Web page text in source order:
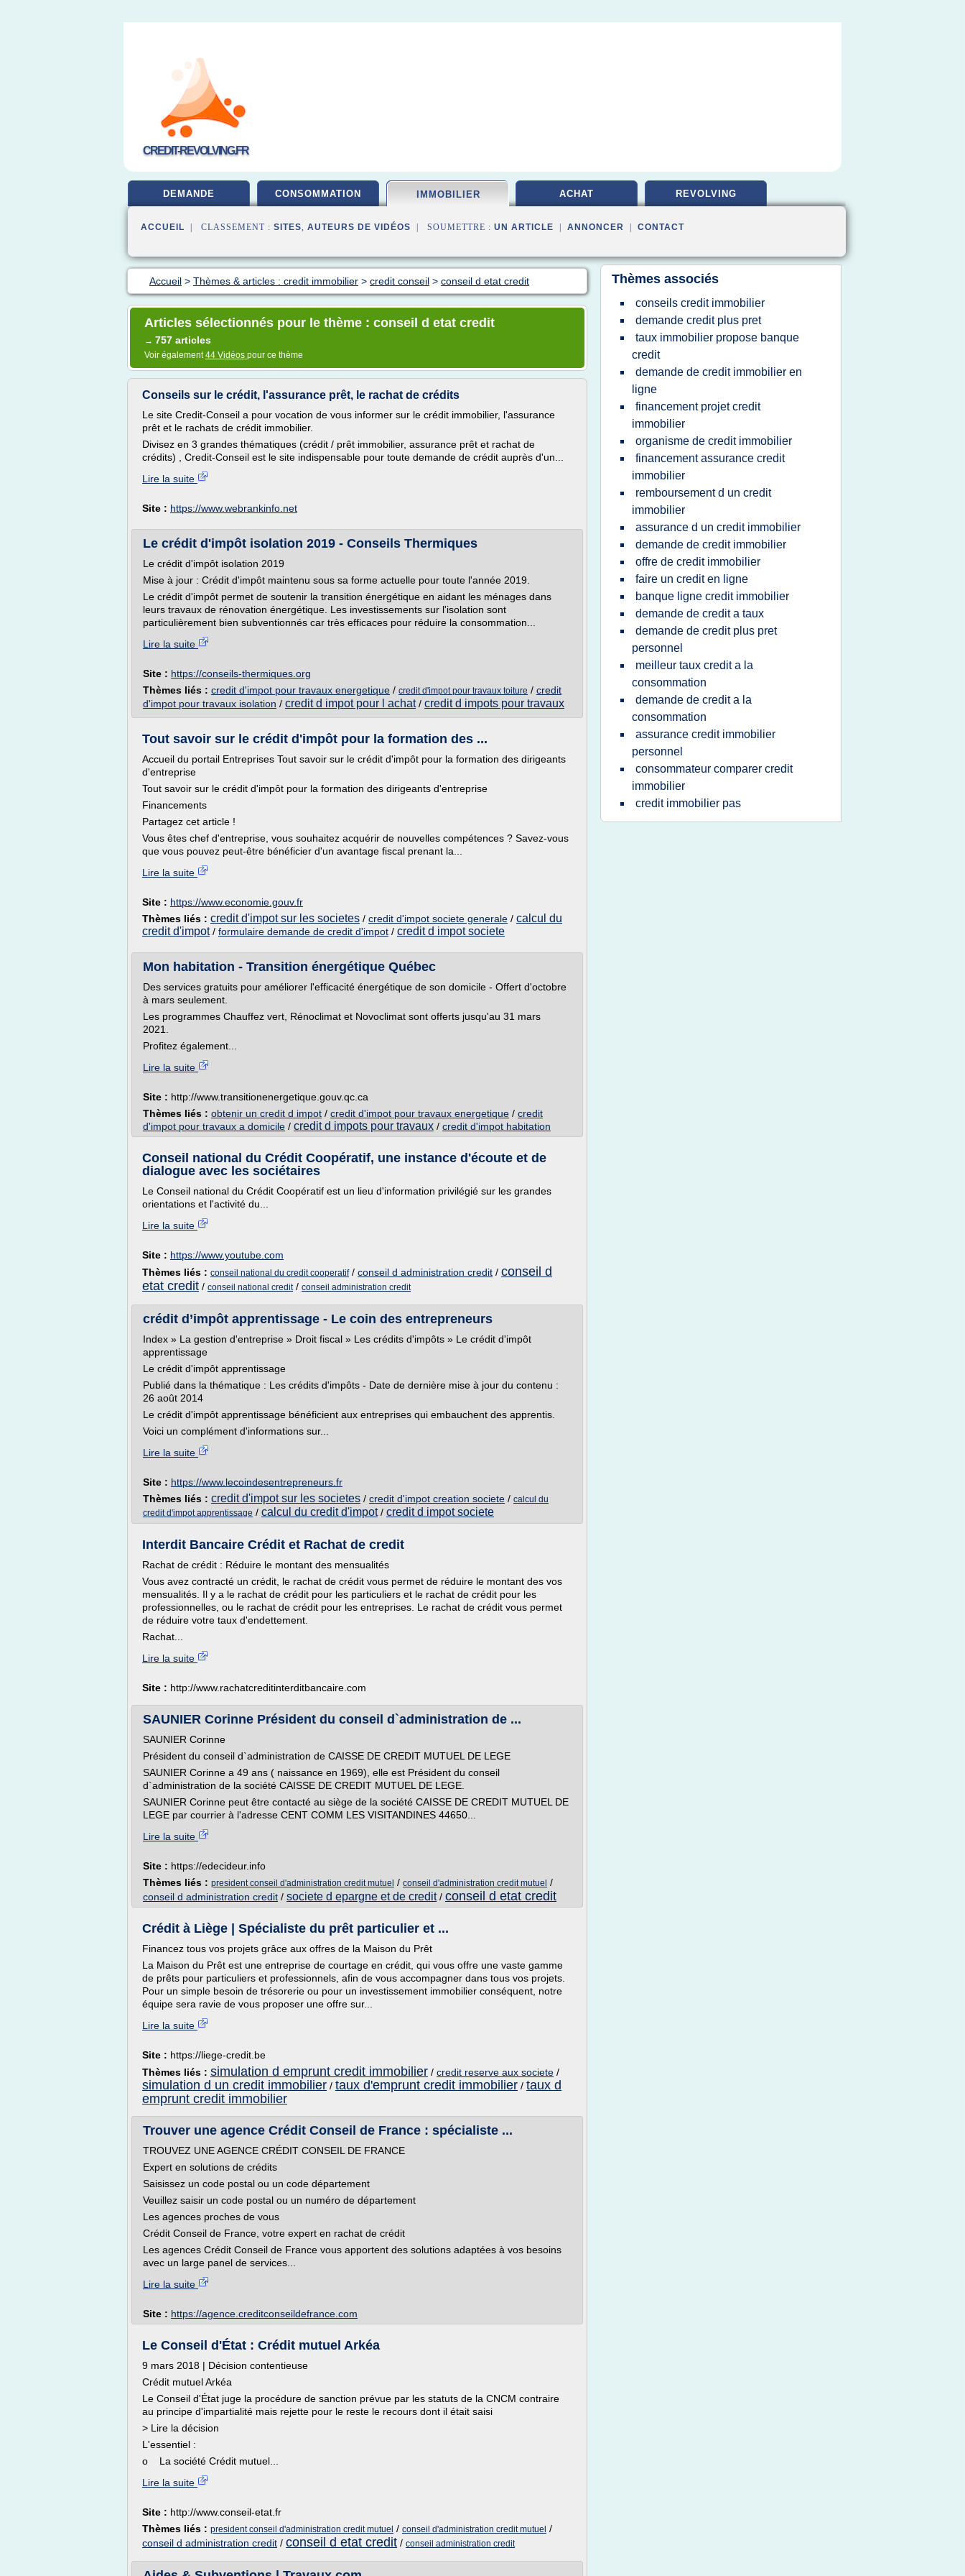
CREDIT-REVOLVING.FR
DEMANDE CONSOMMATION IMMOBILIER ACHAT REVOLVING
ACCUEIL | CLASSEMENT : SITES, AUTEURS DE VIDÉOS | SOUMETTRE : UN ARTICLE ANNONCER CONTACT
Accueil > Thèmes & articles : credit immobilier > credit conseil > conseil d etat credit
Articles sélectionnés pour le thème : conseil d etat credit
→ 757 articles
Voir également44 Vidéos pour ce thème
Conseils sur le crédit, l'assurance prêt, le rachat de crédits
Le site Credit-Conseil a pour vocation de vous informer sur le crédit immobilier, l'assurance
prêt et le rachats de crédit immobilier.
Divisez en 3 grandes thématiques (crédit / prêt immobilier, assurance prêt et rachat de
crédits) , Credit-Conseil est le site indispensable pour toute demande de crédit auprès d'un...
Lire la suite
Site : https://www.webrankinfo.net
Le crédit d'impôt isolation 2019 - Conseils Thermiques
Le crédit d'impôt isolation 2019
Mise à jour : Crédit d'impôt maintenu sous sa forme actuelle pour toute l'année 2019.
Le crédit d'impôt permet de soutenir la transition énergétique en aidant les ménages dans
leurs travaux de rénovation énergétique. Les investissements sur l'isolation sont
particulièrement bien subventionnés car très efficaces pour réduire la consommation...
Lire la suite
Site : https://conseils-thermiques.org
Thèmes liés : credit d'impot pour travaux energetique / credit d'impot pour travaux toiture / credit
d'impot pour travaux isolation / credit d impot pour l achat/ credit d impots pour travaux
Tout savoir sur le crédit d'impôt pour la formation des ...
Accueil du portail Entreprises Tout savoir sur le crédit d'impôt pour la formation des dirigeants
d'entreprise
Tout savoir sur le crédit d'impôt pour la formation des dirigeants d'entreprise
Financements
Partagez cet article !
Vous êtes chef d'entreprise, vous souhaitez acquérir de nouvelles compétences ? Savez-vous
que vous pouvez peut-être bénéficier d'un avantage fiscal prenant la...
Lire la suite
Site : https://www.economie.gouv.fr
Thèmes liés : credit d'impot sur les societes / credit d'impot societe generale / calcul du
credit d'impot/ formulaire demande de credit d'impot / credit d impot societe
Mon habitation - Transition énergétique Québec
Des services gratuits pour améliorer l'efficacité énergétique de son domicile - Offert d'octobre
à mars seulement.
Les programmes Chauffez vert, Rénoclimat et Novoclimat sont offerts jusqu'au 31 mars
2021.
Profitez également...
Lire la suite
Site : http://www.transitionenergetique.gouv.qc.ca
Thèmes liés : obtenir un credit d impot / credit d'impot pour travaux energetique / credit
d'impot pour travaux a domicile / credit d impots pour travaux / credit d'impot habitation
Conseil national du Crédit Coopératif, une instance d'écoute et de
dialogue avec les sociétaires
Le Conseil national du Crédit Coopératif est un lieu d'information privilégié sur les grandes
orientations et l'activité du...
Lire la suite
Site : https://www.youtube.com
Thèmes liés : conseil national du credit cooperatif/ conseil d administration credit / conseil d
etat credit / conseil national credit/ conseil administration credit
crédit d’impôt apprentissage - Le coin des entrepreneurs
Index » La gestion d'entreprise » Droit fiscal » Les crédits d'impôts » Le crédit d'impôt
apprentissage
Le crédit d'impôt apprentissage
Publié dans la thématique : Les crédits d'impôts - Date de dernière mise à jour du contenu :
26 août 2014
Le crédit d'impôt apprentissage bénéficient aux entreprises qui embauchent des apprentis.
Voici un complément d'informations sur...
Lire la suite
Site : https://www.lecoindesentrepreneurs.fr
Thèmes liés : credit d'impot sur les societes / credit d'impot creation societe / calcul du
credit d'impot apprentissage / calcul du credit d'impot/ credit d impot societe
Interdit Bancaire Crédit et Rachat de credit
Rachat de crédit : Réduire le montant des mensualités
Vous avez contracté un crédit, le rachat de crédit vous permet de réduire le montant des vos
mensualités. Il y a le rachat de crédit pour les particuliers et le rachat de crédit pour les
professionnelles, ou le rachat de crédit pour les entreprises. Le rachat de crédit vous permet
de réduire votre taux d'endettement.
Rachat...
Lire la suite
Site : http://www.rachatcreditinterditbancaire.com
SAUNIER Corinne Président du conseil d`administration de ...
SAUNIER Corinne
Président du conseil d`administration de CAISSE DE CREDIT MUTUEL DE LEGE
SAUNIER Corinne a 49 ans ( naissance en 1969), elle est Président du conseil
d`administration de la société CAISSE DE CREDIT MUTUEL DE LEGE.
SAUNIER Corinne peut être contacté au siège de la société CAISSE DE CREDIT MUTUEL DE
LEGE par courrier à l'adresse CENT COMM LES VISITANDINES 44650...
Lire la suite
Site : https://edecideur.info
Thèmes liés : president conseil d'administration credit mutuel / conseil d'administration credit mutuel /
conseil d administration credit / societe d epargne et de credit/ conseil d etat credit
Crédit à Liège | Spécialiste du prêt particulier et ...
Financez tous vos projets grâce aux offres de la Maison du Prêt
La Maison du Prêt est une entreprise de courtage en crédit, qui vous offre une vaste gamme
de prêts pour particuliers et professionnels, afin de vous accompagner dans tous vos projets.
Pour un simple besoin de trésorerie ou pour un investissement immobilier conséquent, notre
équipe sera ravie de vous proposer une offre sur...
Lire la suite
Site : https://liege-credit.be
Thèmes liés : simulation d emprunt credit immobilier / credit reserve aux societe /
simulation d un credit immobilier / taux d'emprunt credit immobilier / taux d
emprunt credit immobilier
Trouver une agence Crédit Conseil de France : spécialiste ...
TROUVEZ UNE AGENCE CRÉDIT CONSEIL DE FRANCE
Expert en solutions de crédits
Saisissez un code postal ou un code département
Veuillez saisir un code postal ou un numéro de département
Les agences proches de vous
Crédit Conseil de France, votre expert en rachat de crédit
Les agences Crédit Conseil de France vous apportent des solutions adaptées à vos besoins
avec un large panel de services...
Lire la suite
Site : https://agence.creditconseildefrance.com
Le Conseil d'État : Crédit mutuel Arkéa
9 mars 2018 | Décision contentieuse
Crédit mutuel Arkéa
Le Conseil d'État juge la procédure de sanction prévue par les statuts de la CNCM contraire
au principe d'impartialité mais rejette pour le reste le recours dont il était saisi
> Lire la décision
L'essentiel :
o La société Crédit mutuel...
Lire la suite
Site : http://www.conseil-etat.fr
Thèmes liés : president conseil d'administration credit mutuel / conseil d'administration credit mutuel /
conseil d administration credit / conseil d etat credit / conseil administration credit
Thèmes associés
conseils credit immobilier
demande credit plus pret
taux immobilier propose banque
credit
demande de credit immobilier en
ligne
financement projet credit
immobilier
organisme de credit immobilier
financement assurance credit
immobilier
remboursement d un credit
immobilier
assurance d un credit immobilier
demande de credit immobilier
offre de credit immobilier
faire un credit en ligne
banque ligne credit immobilier
demande de credit a taux
demande de credit plus pret
personnel
meilleur taux credit a la
consommation
demande de credit a la
consommation
assurance credit immobilier
personnel
consommateur comparer credit
immobilier
credit immobilier pas